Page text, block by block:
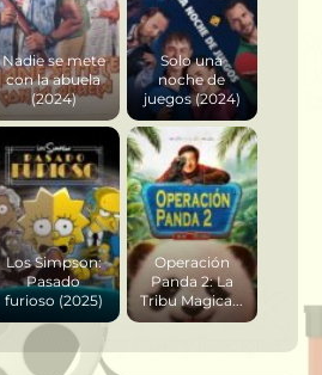
Nadie se mete
con la abuela
(2024)
Solo una
noche de
juegos (2024)
Los Simpson:
Pasado
furioso (2025)
Operación
Panda 2: La
Tribu Magica...